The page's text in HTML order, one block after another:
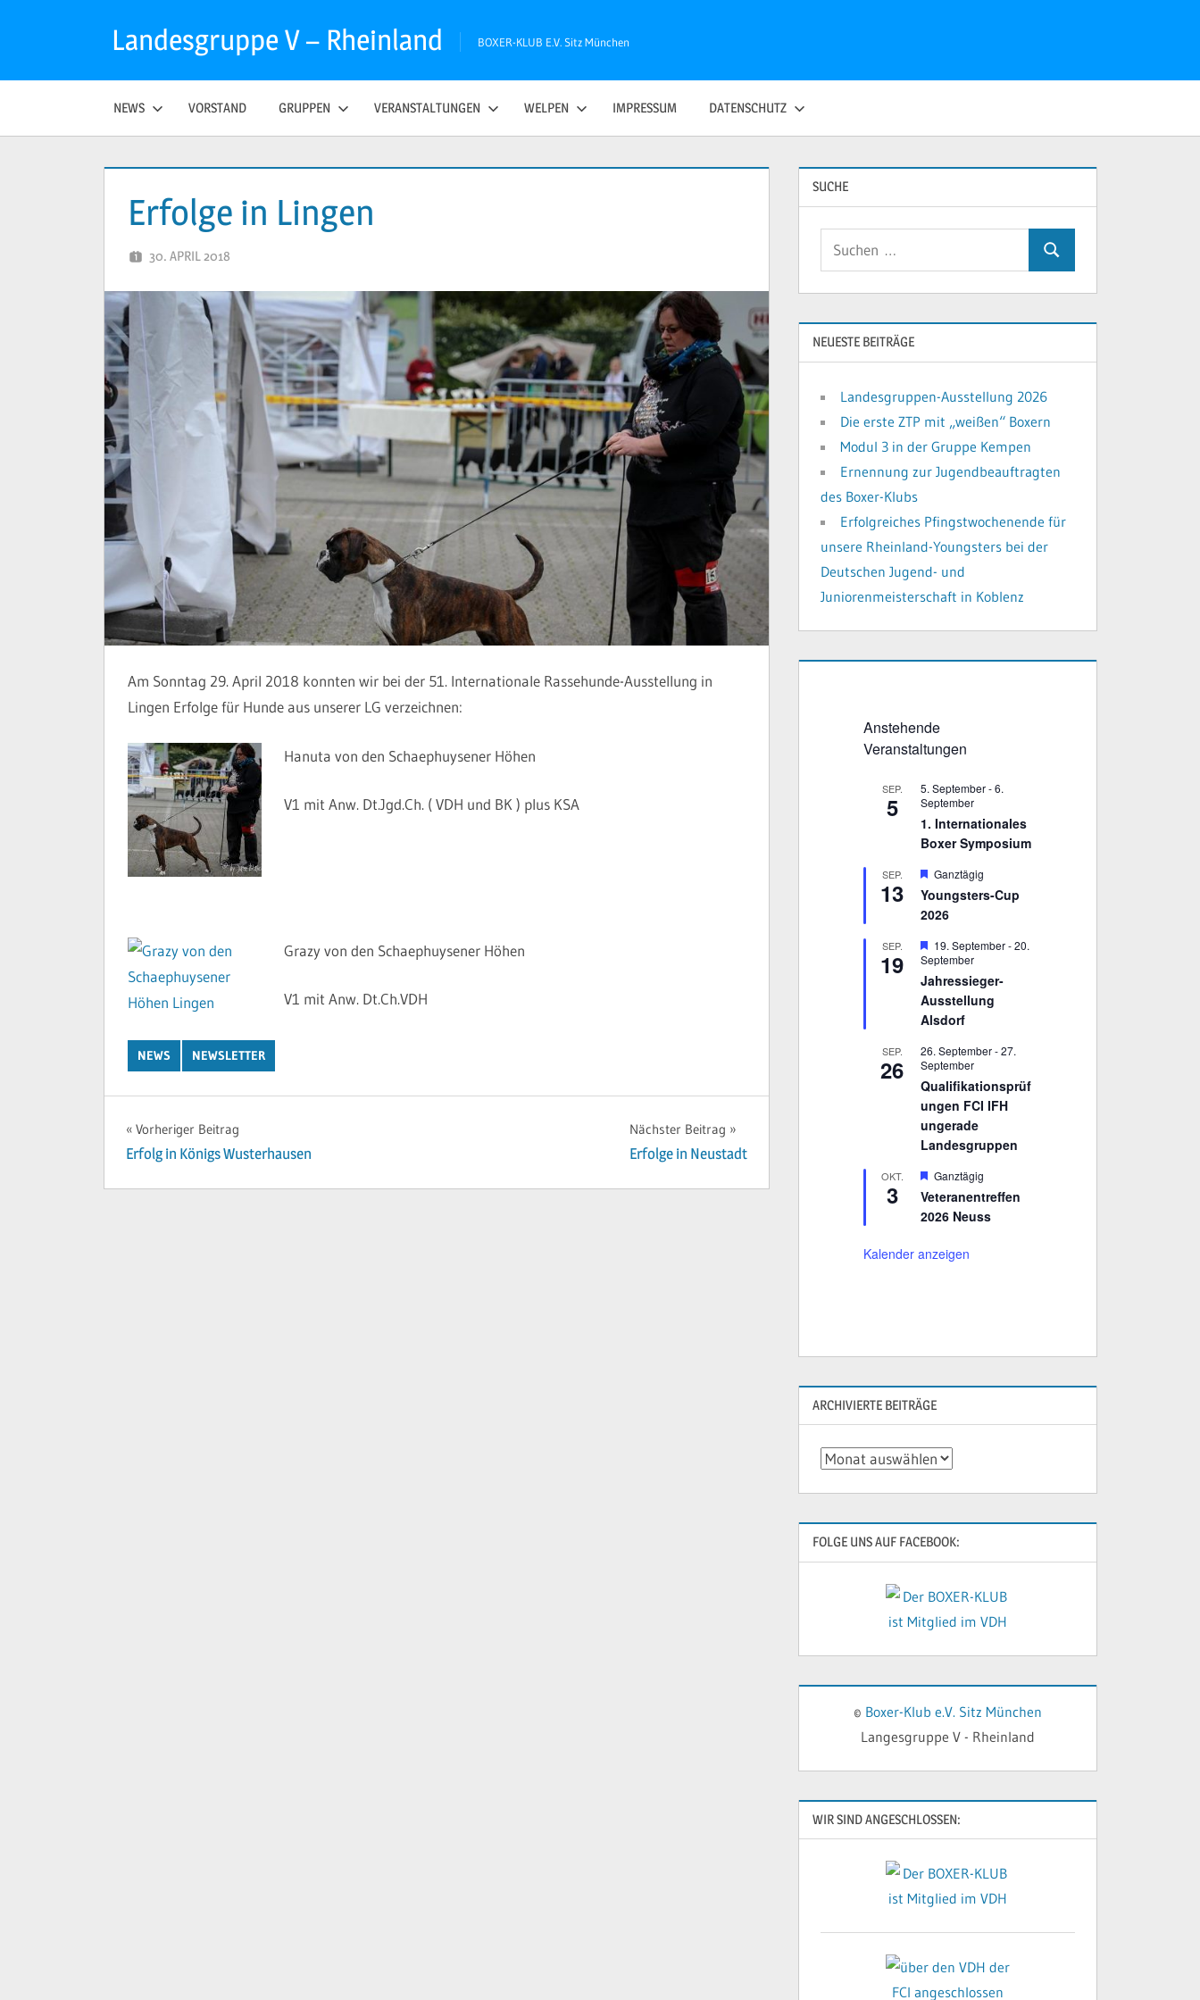
Landesgruppe V – Rheinland BOXER-KLUB E.V. Sitz München
NEWS VORSTAND GRUPPEN VERANSTALTUNGEN WELPEN IMPRESSUM DATENSCHUTZ
Erfolge in Lingen
30. APRIL 2018
Am Sonntag 29. April 2018 konnten wir bei der 51. Internationale Rassehunde-Ausstellung in
Lingen Erfolge für Hunde aus unserer LG verzeichnen:
Hanuta von den Schaephuysener Höhen
V1 mit Anw. Dt.Jgd.Ch. ( VDH und BK ) plus KSA
Grazy von den Schaephuysener Höhen
V1 mit Anw. Dt.Ch.VDH
NEWS NEWSLETTER
Beitragsnavigation
Vorheriger Beitrag
Erfolg in Königs Wusterhausen
Nächster Beitrag
Erfolge in Neustadt
SUCHE
Suchen
NEUESTE BEITRÄGE
Landesgruppen-Ausstellung 2026
Die erste ZTP mit „weißen“ Boxern
Modul 3 in der Gruppe Kempen
Ernennung zur Jugendbeauftragten
des Boxer-Klubs
Erfolgreiches Pfingstwochenende für
unsere Rheinland-Youngsters bei der
Deutschen Jugend- und
Juniorenmeisterschaft in Koblenz
Anstehende
Veranstaltungen
SEP.
5
5. September-6.
September
1. Internationales
Boxer Symposium
SEP.
13
H
r
v
r
g
e
h
o
b
e
n
Ganztägig
Youngsters-Cup
2026
SEP.
19
H
e
r
v
o
r
g
e
h
o
b
e
n
19. September-20.
September
Jahressieger-
Ausstellung
Alsdorf
SEP.
26
26. September-27.
September
Qualifikationsprüf
ungen FCI IFH
ungerade
Landesgruppen
OKT.
3
H
r
v
g
Ganztägig
Veteranentreffen
2026 Neuss
Kalender anzeigen
ARCHIVIERTE BEITRÄGE
Archivierte
FOLGE UNS AUF FACEBOOK:
© Boxer-Klub e.V. Sitz München
Langesgruppe V - Rheinland
WIR SIND ANGESCHLOSSEN: